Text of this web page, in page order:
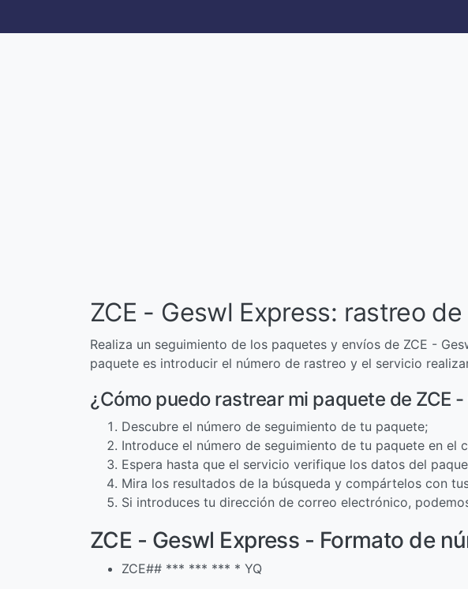
ZCE - Geswl Express: rastreo
Realiza un seguimiento de los paquetes y envíos de ZCE -
paquete es introducir el número de rastreo y el servicio
¿Cómo puedo rastrear mi paquete de ZCE
Descubre el número de seguimiento de tu paquete;
Introduce el número de seguimiento de tu paquete en el
Espera hasta que el servicio verifique los datos del
Mira los resultados de la búsqueda y compártelos con
Si introduces tu dirección de correo electrónico,
ZCE - Geswl Express - Formato de
ZCE## *** *** *** * YQ